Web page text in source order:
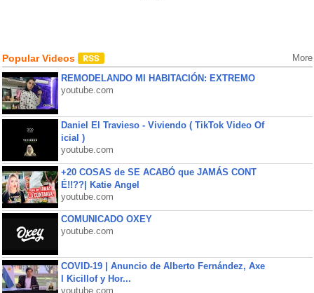
Popular Videos More
REMODELANDO MI HABITACIÓN: EXTREMO
youtube.com
Daniel El Travieso - Viviendo ( TikTok Video Of
icial )
youtube.com
+20 COSAS de SE ACABÓ que JAMÁS CONT
É!!??| Katie Angel
youtube.com
COMUNICADO OXEY
youtube.com
COVID-19 | Anuncio de Alberto Fernández, Axe
l Kicillof y Hor...
youtube.com